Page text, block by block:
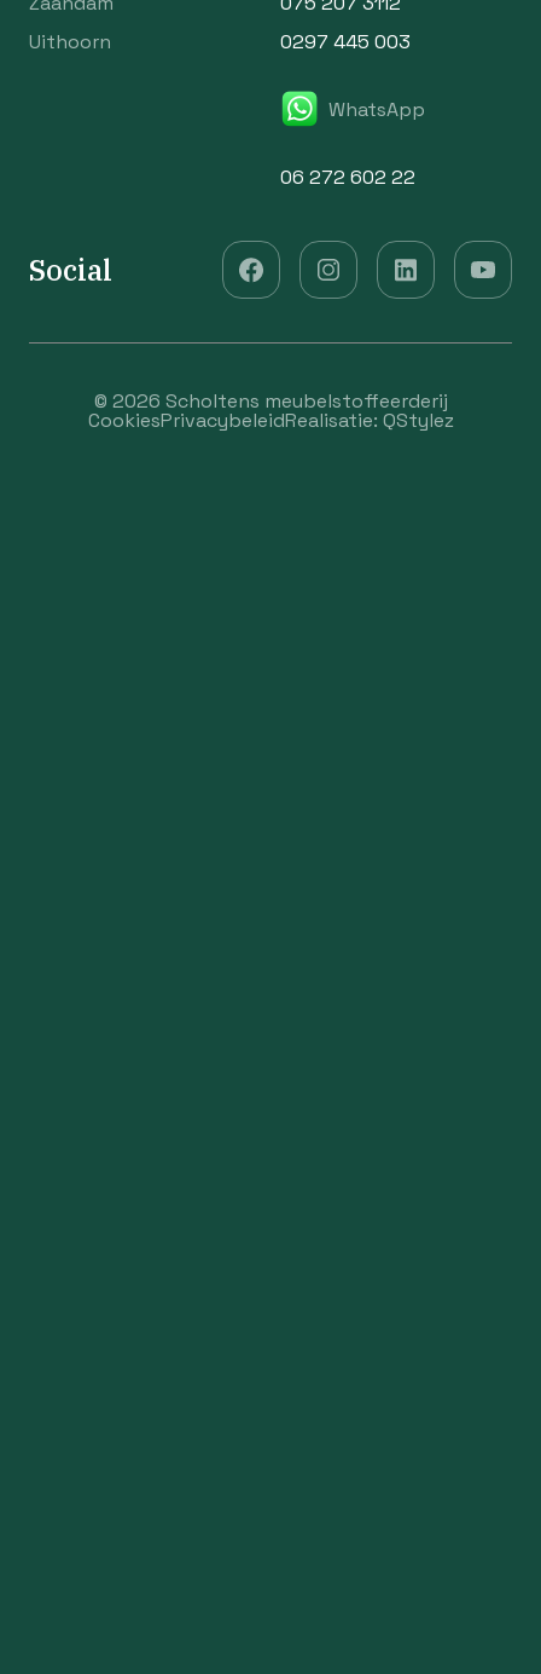
Uithoorn
0297 445 003
WhatsApp
06 272 602 22
Social
© 2026 Scholtens meubelstoffeerderij
CookiesPrivacybeleidRealisatie: QStylez